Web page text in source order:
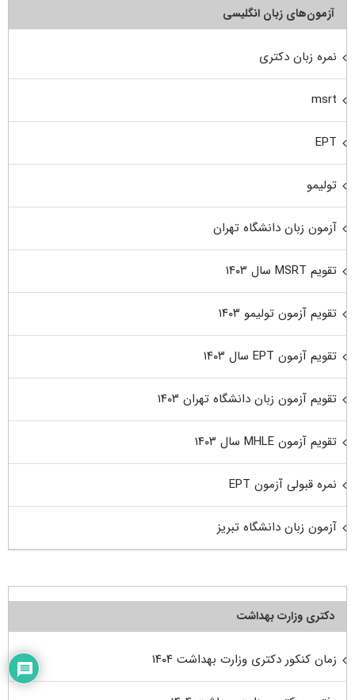
آزمون‌های زبان انگلیسی
نمره زبان دکتری
msrt
EPT
تولیمو
آزمون زبان دانشگاه تهران
تقویم MSRT سال ۱۴۰۳
تقویم آزمون تولیمو ۱۴۰۳
تقویم آزمون EPT سال ۱۴۰۳
تقویم آزمون زبان دانشگاه تهران ۱۴۰۳
تقویم آزمون MHLE سال ۱۴۰۳
نمره قبولی آزمون EPT
آزمون زبان دانشگاه تبریز
دکتری وزارت بهداشت
زمان کنکور دکتری وزارت بهداشت ۱۴۰۴